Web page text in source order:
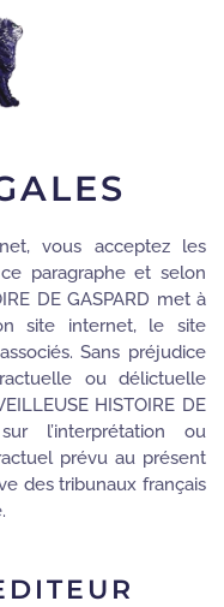
vous acceptez les
paragraphe et selon
DE GASPARD met à
site internet, le site
Sans préjudice
ou délictuelle
HISTOIRE DE
l’interprétation ou
prévu au présent
des tribunaux français